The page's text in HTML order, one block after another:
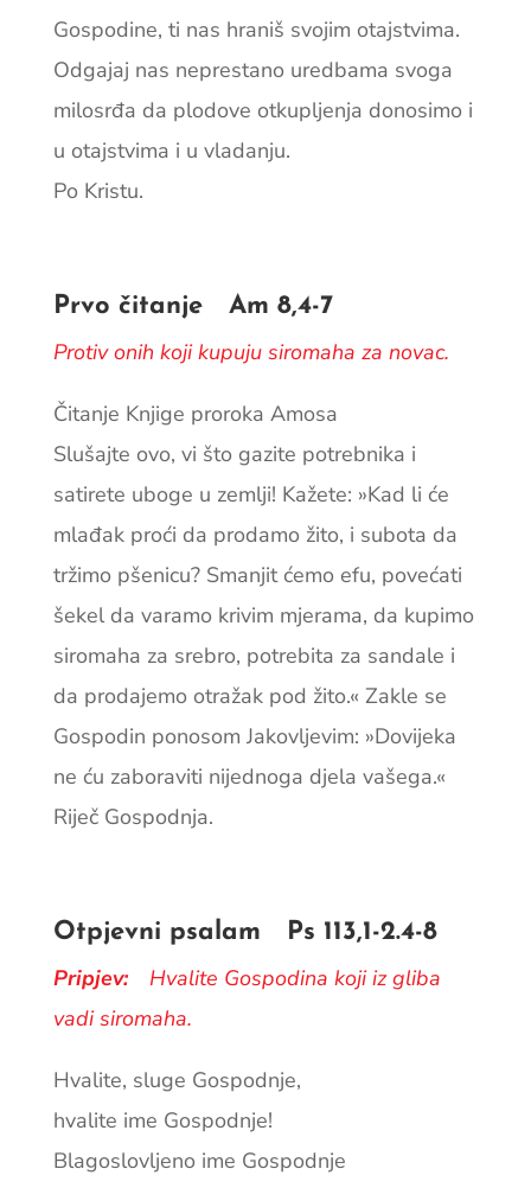
Gospodine, ti nas hraniš svojim otajstvima.
Odgajaj nas neprestano uredbama svoga
milosrđa da plodove otkupljenja donosimo i
u otajstvima i u vladanju.
Po Kristu.
Prvo čitanje Am 8,4-7
Protiv onih koji kupuju siromaha za novac.
Čitanje Knjige proroka Amosa
Slušajte ovo, vi što gazite potrebnika i
satirete uboge u zemlji! Kažete: »Kad li će
mlađak proći da prodamo žito, i subota da
tržimo pšenicu? Smanjit ćemo efu, povećati
šekel da varamo krivim mjerama, da kupimo
siromaha za srebro, potrebita za sandale i
da prodajemo otražak pod žito.« Zakle se
Gospodin ponosom Jakovljevim: »Dovijeka
ne ću zaboraviti nijednoga djela vašega.«
Riječ Gospodnja.
Otpjevni psalam Ps 113,1-2.4-8
Pripjev:Hvalite Gospodina koji iz gliba
vadi siromaha.
Hvalite, sluge Gospodnje,
hvalite ime Gospodnje!
Blagoslovljeno ime Gospodnje